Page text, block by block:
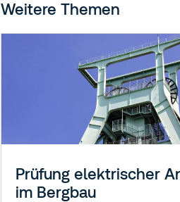
Weitere Themen
Prüfung elektrischer
im Bergbau